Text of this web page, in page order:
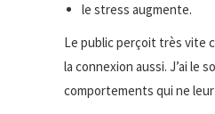
le stress augmente.
Le public perçoit très vite
la connexion aussi. J’ai le
comportements qui ne